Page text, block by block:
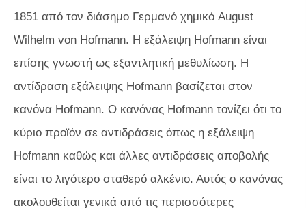
1851 από τον διάσημο Γερμανό χημικό August
Wilhelm von Hofmann. Η εξάλειψη Hofmann είναι
επίσης γνωστή ως εξαντλητική μεθυλίωση. Η
αντίδραση εξάλειψης Hofmann βασίζεται στον
κανόνα Hofmann. Ο κανόνας Hofmann τονίζει ότι το
κύριο προϊόν σε αντιδράσεις όπως η εξάλειψη
Hofmann καθώς και άλλες αντιδράσεις αποβολής
είναι το λιγότερο σταθερό αλκένιο. Αυτός ο κανόνας
ακολουθείται γενικά από τις περισσότερες